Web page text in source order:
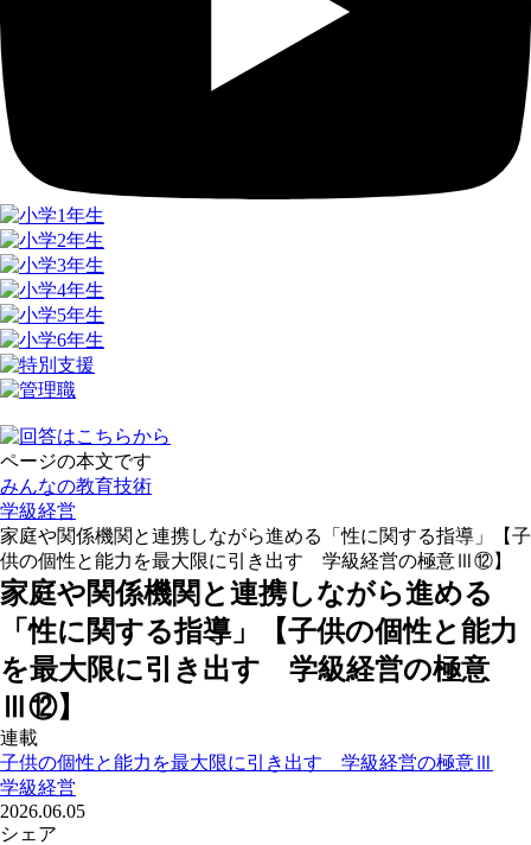
ページの本文です
みんなの教育技術
学級経営
家庭や関係機関と連携しながら進める「性に関する指導」【子
供の個性と能力を最大限に引き出す 学級経営の極意Ⅲ⑫】
家庭や関係機関と連携しながら進める
「性に関する指導」【子供の個性と能力
を最大限に引き出す 学級経営の極意
Ⅲ⑫】
連載
子供の個性と能力を最大限に引き出す 学級経営の極意Ⅲ
学級経営
2026.06.05
シェア